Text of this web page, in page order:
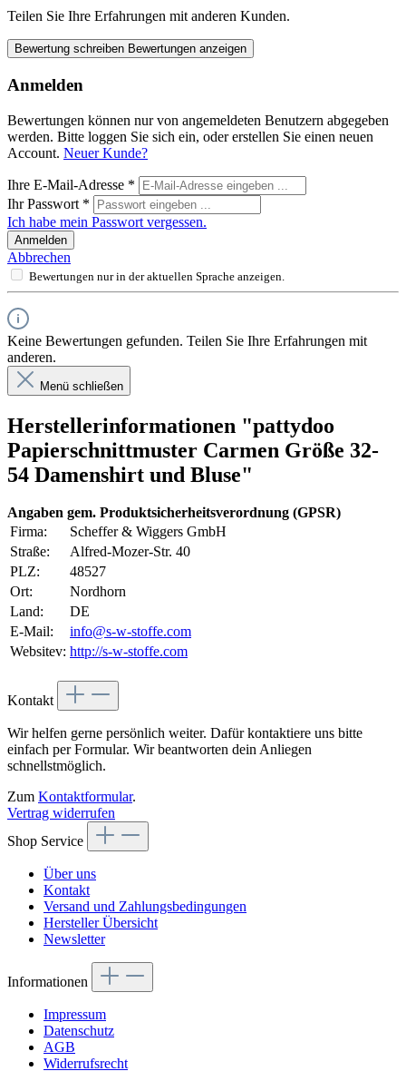
Teilen Sie Ihre Erfahrungen mit anderen Kunden.
Bewertung schreiben Bewertungen anzeigen
Anmelden
Bewertungen können nur von angemeldeten Benutzern abgegeben
werden. Bitte loggen Sie sich ein, oder erstellen Sie einen neuen
Account. Neuer Kunde?
Ihre E-Mail-Adresse *
Ihr Passwort *
Ich habe mein Passwort vergessen.
Anmelden
Abbrechen
Bewertungen nur in der aktuellen Sprache anzeigen.
Keine Bewertungen gefunden. Teilen Sie Ihre Erfahrungen mit
anderen.
Menü schließen
Herstellerinformationen "pattydoo
Papierschnittmuster Carmen Größe 32-
54 Damenshirt und Bluse"
Angaben gem. Produktsicherheitsverordnung (GPSR)
Firma:
Scheffer & Wiggers GmbH
Straße:
Alfred-Mozer-Str. 40
PLZ:
48527
Ort:
Nordhorn
Land:
DE
E-Mail:
info@s-w-stoffe.com
Websitev: http://s-w-stoffe.com
Kontakt
Wir helfen gerne persönlich weiter. Dafür kontaktiere uns bitte
einfach per Formular. Wir beantworten dein Anliegen
schnellstmöglich.
Zum Kontaktformular.
Vertrag widerrufen
Shop Service
Über uns
Kontakt
Versand und Zahlungsbedingungen
Hersteller Übersicht
Newsletter
Informationen
Impressum
Datenschutz
AGB
Widerrufsrecht